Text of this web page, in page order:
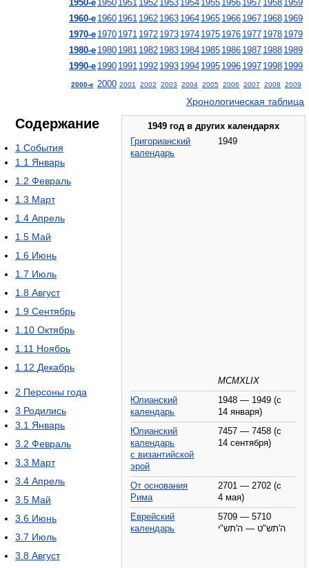
1950-е 1950 1951 1952 1953 1954 1955 1956 1957 1958 1959
1960-е 1960 1961 1962 1963 1964 1965 1966 1967 1968 1969
1970-е 1970 1971 1972 1973 1974 1975 1976 1977 1978 1979
1980-е 1980 1981 1982 1983 1984 1985 1986 1987 1988 1989
1990-е 1990 1991 1992 1993 1994 1995 1996 1997 1998 1999
2000-е 2000 2001 2002 2003 2004 2005 2006 2007 2008 2009
Хронологическая таблица
1949 год в других календарях
Григорианский
календарь
1949
MCMXLIX
Юлианский
календарь
1948 — 1949 (с
14 января)
Юлианский
календарь
с византийской
эрой
7457 — 7458 (с
14 сентября)
От основания
Рима
2701 — 2702 (с
4 мая)
Еврейский
календарь
5709 — 5710
ה'תש"ט — ה'תש"י
Содержание
1 События
1.1 Январь
1.2 Февраль
1.3 Март
1.4 Апрель
1.5 Май
1.6 Июнь
1.7 Июль
1.8 Август
1.9 Сентябрь
1.10 Октябрь
1.11 Ноябрь
1.12 Декабрь
2 Персоны года
3 Родились
3.1 Январь
3.2 Февраль
3.3 Март
3.4 Апрель
3.5 Май
3.6 Июнь
3.7 Июль
3.8 Август